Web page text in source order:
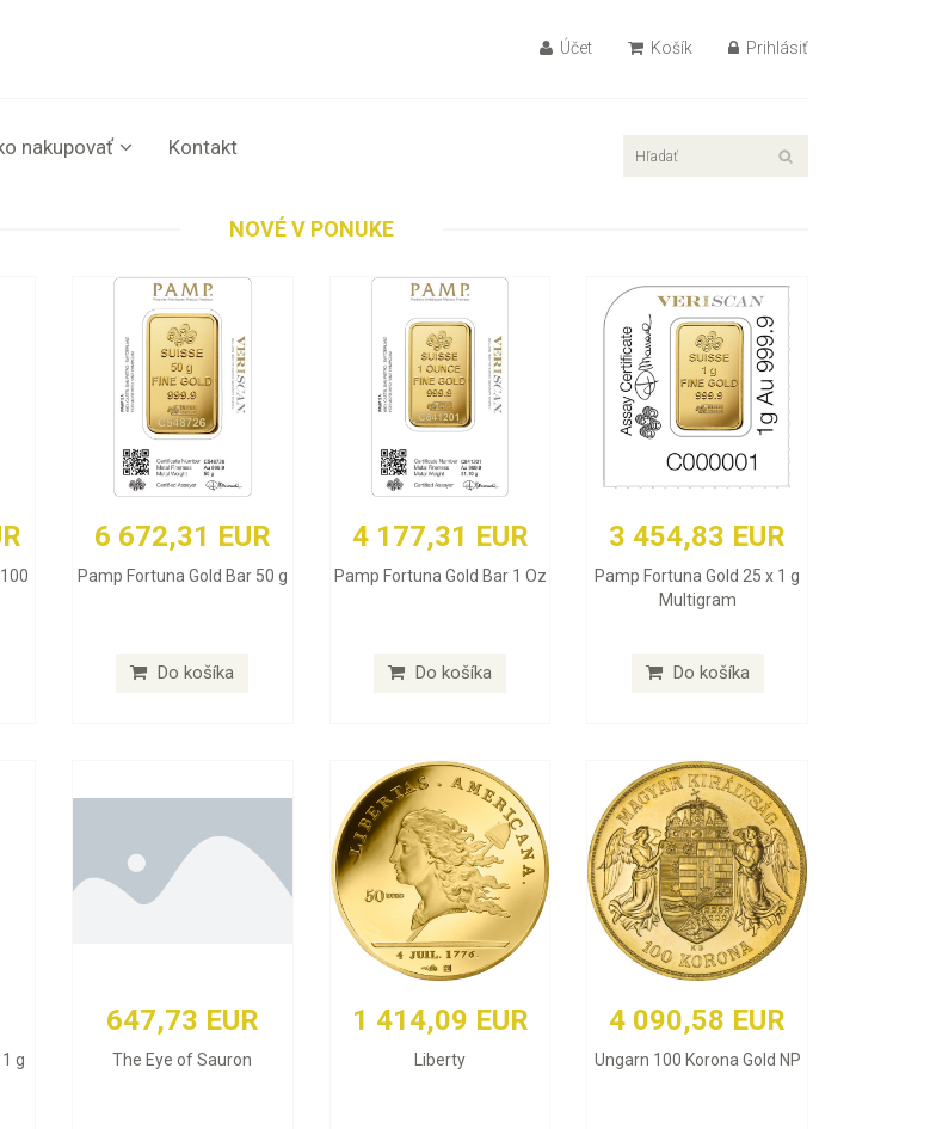
Účet Košík Prihlásiť
nakupovať Kontakt
NOVÉ V PONUKE
6 672,31 EUR
Pamp Fortuna Gold Bar 50 g
Do košíka
4 177,31 EUR
Pamp Fortuna Gold Bar 1 Oz
Do košíka
3 454,83 EUR
Pamp Fortuna Gold 25 x 1 g
Multigram
Do košíka
g
647,73 EUR
The Eye of Sauron
1 414,09 EUR
Liberty
4 090,58 EUR
Ungarn 100 Korona Gold NP